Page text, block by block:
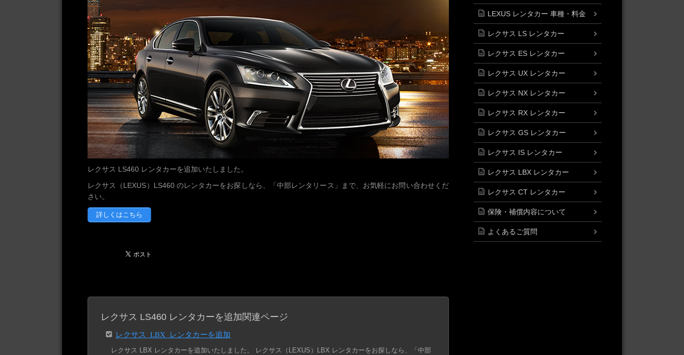
レクサス LS460 レンタカーを追加いたしました。
レクサス（LEXUS）LS460 のレンタカーをお探しなら、「中部レンタリース」まで、お気軽にお問い合わせくだ
さい。
詳しくはこちら
レクサス LS460 レンタカーを追加関連ページ
レクサス LBX レンタカーを追加
レクサス LBX レンタカーを追加いたしました。 レクサス（LEXUS）LBX レンタカーをお探しなら、「中部
LEXUS レンタカー 車種・料金
レクサス LS レンタカー
レクサス ES レンタカー
レクサス UX レンタカー
レクサス NX レンタカー
レクサス RX レンタカー
レクサス GS レンタカー
レクサス IS レンタカー
レクサス LBX レンタカー
レクサス CT レンタカー
保険・補償内容について
よくあるご質問